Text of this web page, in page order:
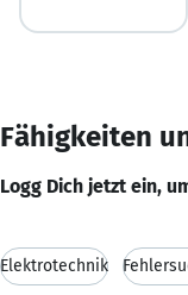
Fähigkeiten
Logg Dich jetzt ein,
Elektrotechnik